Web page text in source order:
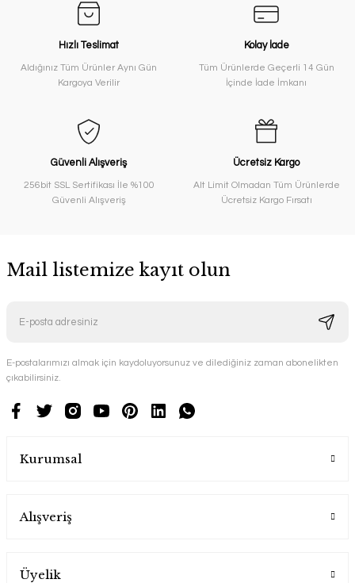
Hızlı Teslimat
Aldığınız Tüm Ürünler Aynı Gün
Kargoya Verilir
Kolay İade
Tüm Ürünlerde Geçerli 14 Gün
İçinde İade İmkanı
Güvenli Alışveriş
256bit SSL Sertifikası İle %100
Güvenli Alışveriş
Ücretsiz Kargo
Alt Limit Olmadan Tüm Ürünlerde
Ücretsiz Kargo Fırsatı
Mail listemize kayıt olun
E-postalarımızı almak için kaydoluyorsunuz ve dilediğiniz zaman abonelikten
çıkabilirsiniz.
Kurumsal
Alışveriş
Üyelik